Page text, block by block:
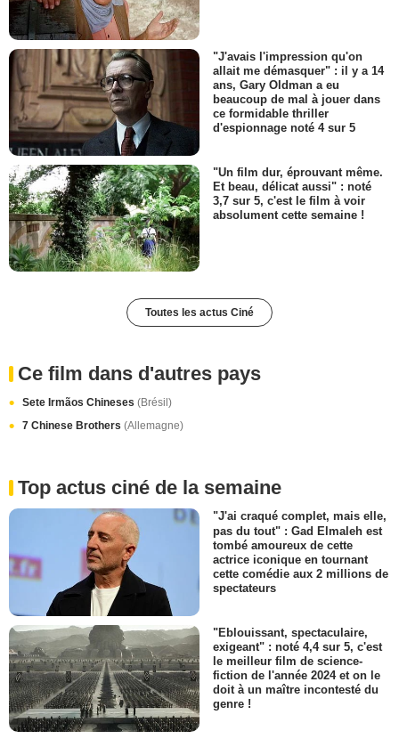
"J'avais l'impression qu'on
allait me démasquer" : il y a 14
ans, Gary Oldman a eu
beaucoup de mal à jouer dans
ce formidable thriller
d'espionnage noté 4 sur 5
"Un film dur, éprouvant même.
Et beau, délicat aussi" : noté
3,7 sur 5, c'est le film à voir
absolument cette semaine !
Toutes les actus Ciné
Ce film dans d'autres pays
Sete Irmãos Chineses (Brésil)
7 Chinese Brothers (Allemagne)
Top actus ciné de la semaine
"J'ai craqué complet, mais elle,
pas du tout" : Gad Elmaleh est
tombé amoureux de cette
actrice iconique en tournant
cette comédie aux 2 millions de
spectateurs
"Eblouissant, spectaculaire,
exigeant" : noté 4,4 sur 5, c'est
le meilleur film de science-
fiction de l'année 2024 et on le
doit à un maître incontesté du
genre !